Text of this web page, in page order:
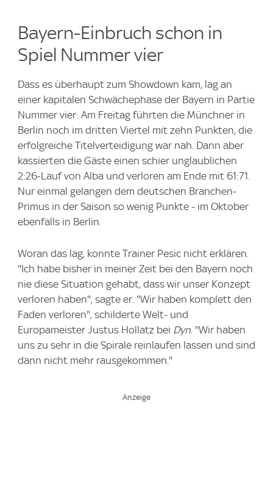
Bayern-Einbruch schon in
Spiel Nummer vier
Dass es überhaupt zum Showdown kam, lag an
einer kapitalen Schwächephase der Bayern in Partie
Nummer vier: Am Freitag führten die Münchner in
Berlin noch im dritten Viertel mit zehn Punkten, die
erfolgreiche Titelverteidigung war nah. Dann aber
kassierten die Gäste einen schier unglaublichen
2:26-Lauf von Alba und verloren am Ende mit 61:71.
Nur einmal gelangen dem deutschen Branchen-
Primus in der Saison so wenig Punkte - im Oktober
ebenfalls in Berlin.
Woran das lag, konnte Trainer Pesic nicht erklären.
"Ich habe bisher in meiner Zeit bei den Bayern noch
nie diese Situation gehabt, dass wir unser Konzept
verloren haben", sagte er. "Wir haben komplett den
Faden verloren", schilderte Welt- und
Europameister Justus Hollatz bei Dyn. "Wir haben
uns zu sehr in die Spirale reinlaufen lassen und sind
dann nicht mehr rausgekommen."